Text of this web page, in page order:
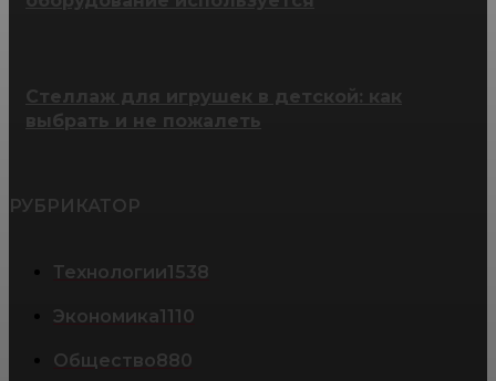
Стеллаж для игрушек в детской: как
выбрать и не пожалеть
РУБРИКАТОР
Технологии1538
Экономика1110
Общество880